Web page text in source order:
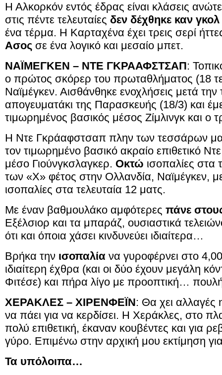
Η Αλκορκόν εντός έδρας είναι κλάσεις
στις πέντε τελευταίες δεν δέχθηκε καν γκολ
ένα τέρμα. Η Καρταχένα έχει τρεις σερί
Ασος σε ένα λογικό και μεσαίο μπετ.
ΝΑΪΜΕΓΚΕΝ – ΝΤΕ ΓΚΡΑΑΦΣΤΣΑΠ:
ο πρώτος σκόρερ του πρωταθλήματος (18
Ναϊμέγκεν. Αισθάνθηκε ενοχλήσεις μετά
απογευματάκι της Παρασκευής (18/3) και
τιμωρημένος βασικός μέσος Ζίμλινγκ και ο
Η Ντε Γκράαφστσαπ πλην των τεσσάρων
τον τιμωρημένο βασικό ακραίο επιθετικό
μέσο Γιούνγκσλαγκερ. Οκτώ ισοπαλίες στα
των «Χ» φέτος στην Ολλανδία, Ναϊμέγκεν,
ισοπαλίες στα τελευταία 12 ματς.
Με έναν βαθμουλάκο αμφότερες πάνε
Εξέλσιορ και τα μπαράζ, ουσιαστικά
ότι και όποια χάσει κινδυνεύει ιδιαίτερα…
Βρήκα την ισοπαλία να γυροφέρνει στο
ιδιαίτερη έχθρα (και οι δύο έχουν μεγάλη
Φιτέσε) και πήρα λίγο με προοπτική…
ΧΕΡΑΚΛΕΣ – ΧΙΡΕΝΦΕΪΝ: Θα χει αλλαγές
να πάει για να κερδίσει. Η Χεράκλες, στο
πολύ επιθετική, έκαναν κουβέντες και για
γύρο. Επιμένω στην αρχική μου εκτίμηση
Τα υπόλοιπα…